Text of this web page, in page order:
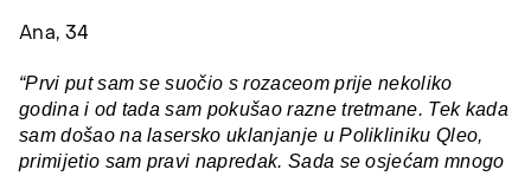
Ana, 34
“Prvi put sam se suočio s rozaceom prije nekoliko
godina i od tada sam pokušao razne tretmane. Tek kada
sam došao na lasersko uklanjanje u Polikliniku Qleo,
primijetio sam pravi napredak. Sada se osjećam mnogo